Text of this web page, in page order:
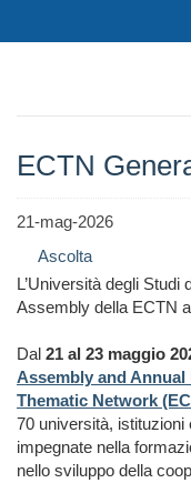
ECTN
21-mag-2026
Ascolta
L’Università degli
Assembly della ECTN
Dal 21 al 23 maggio
Assembly and
Thematic Network
70 università, istituzioni
impegnate nella
nello sviluppo della